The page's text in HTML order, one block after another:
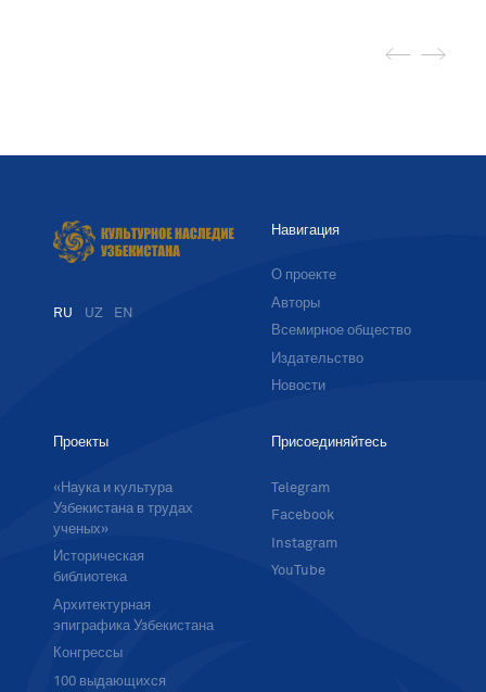
RU UZ EN
Навигация
О проекте
Авторы
Всемирное общество
Издательство
Новости
Проекты
«Наука и культура
Узбекистана в трудах
ученых»
Историческая
библиотека
Архитектурная
эпиграфика Узбекистана
Конгрессы
100 выдающихся
Присоединяйтесь
Telegram
Facebook
Instagram
YouTube